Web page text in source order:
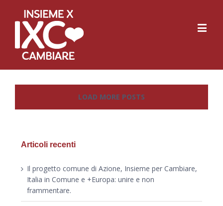
LOAD MORE POSTS
Articoli recenti
Il progetto comune di Azione, Insieme per Cambiare,
Italia in Comune e +Europa: unire e non
frammentare.